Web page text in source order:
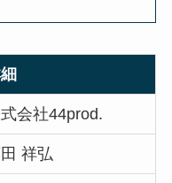
会社44prod.
祥弘